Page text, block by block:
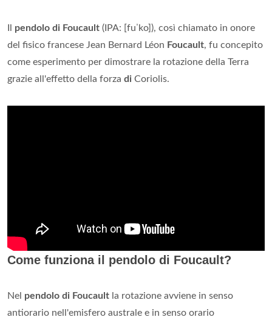
pendolo di Foucault (IPA: [fuˈko]), così chiamato in onore
del fisico francese Jean Bernard Léon Foucault, fu concepito
come esperimento per dimostrare la rotazione della Terra
grazie all'effetto della forza di Coriolis.
Come funziona il pendolo di Foucault?
Nel pendolo di Foucault la rotazione avviene in senso
antiorario nell'emisfero australe e in senso orario